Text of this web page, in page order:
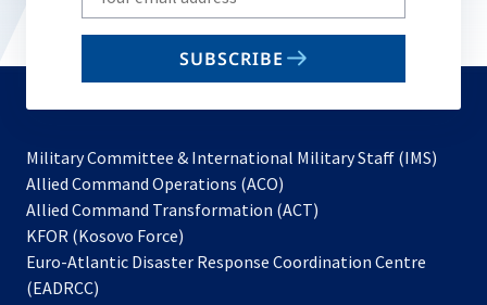
your
email
SUBSCRIBE
Military Committee & International Military Staff (IMS)
Allied Command Operations (ACO)
in
new
Allied Command Transformation (ACT)
a
KFOR (Kosovo Force)
in
Euro-Atlantic Disaster Response Coordination Centre
(EADRCC)